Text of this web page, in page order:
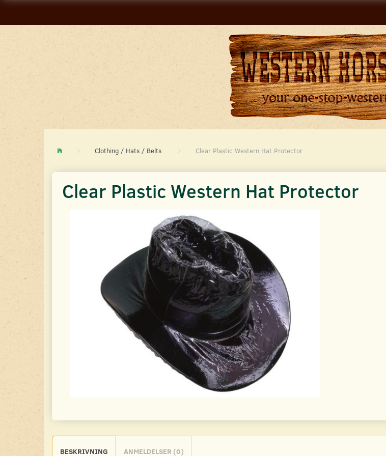
Clothing / Hats / Belts Clear Plastic Western Hat Protector
Clear Plastic Western Hat Protector
BESKRIVNING ANMELDELSER (0)